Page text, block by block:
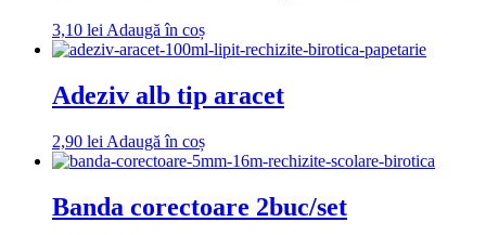
3,10 lei Adaugă în coș
Adeziv alb tip aracet
2,90 lei Adaugă în coș
Banda corectoare 2buc/set